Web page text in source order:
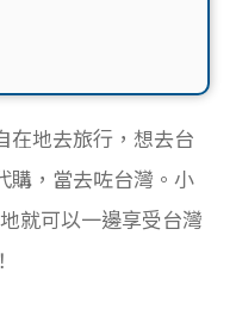
在地去旅行，想去台
，當去咗台灣。小
就可以一邊享受台灣